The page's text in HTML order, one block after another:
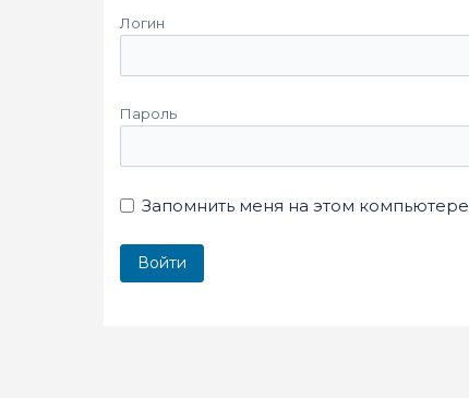
Логин
Пароль
Запомнить меня на этом компьютере